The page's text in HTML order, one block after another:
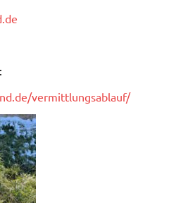
vermittlungsablauf/